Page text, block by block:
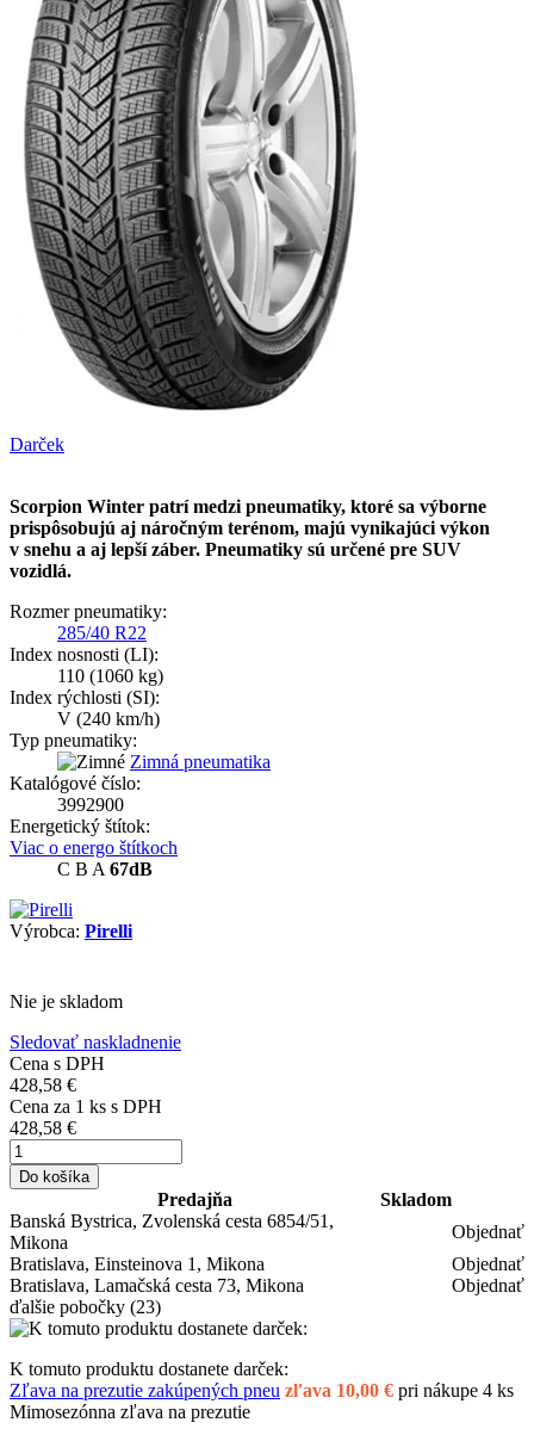
Darček
Scorpion Winter patrí medzi pneumatiky, ktoré sa výborne
prispôsobujú aj náročným terénom, majú vynikajúci výkon
v snehu a aj lepší záber. Pneumatiky sú určené pre SUV
vozidlá.
Rozmer pneumatiky:
285/40 R22
Index nosnosti (LI):
110 (1060 kg)
Index rýchlosti (SI):
V (240 km/h)
Typ pneumatiky:
Zimná pneumatika
Katalógové číslo:
3992900
Energetický štítok:
Viac o energo štítkoch
C B A 67dB
Výrobca: Pirelli
Nie je skladom
Sledovať naskladnenie
Cena s DPH
428,58 €
Cena za 1 ks s DPH
428,58 €
Do košíka
Predajňa
Skladom
Banská Bystrica, Zvolenská cesta 6854/51,
Mikona
Objednať
Bratislava, Einsteinova 1, Mikona
Objednať
Bratislava, Lamačská cesta 73, Mikona
Objednať
ďalšie pobočky (23)
K tomuto produktu dostanete darček:
Zľava na prezutie zakúpených pneu zľava 10,00 € pri nákupe 4 ks
Mimosezónna zľava na prezutie